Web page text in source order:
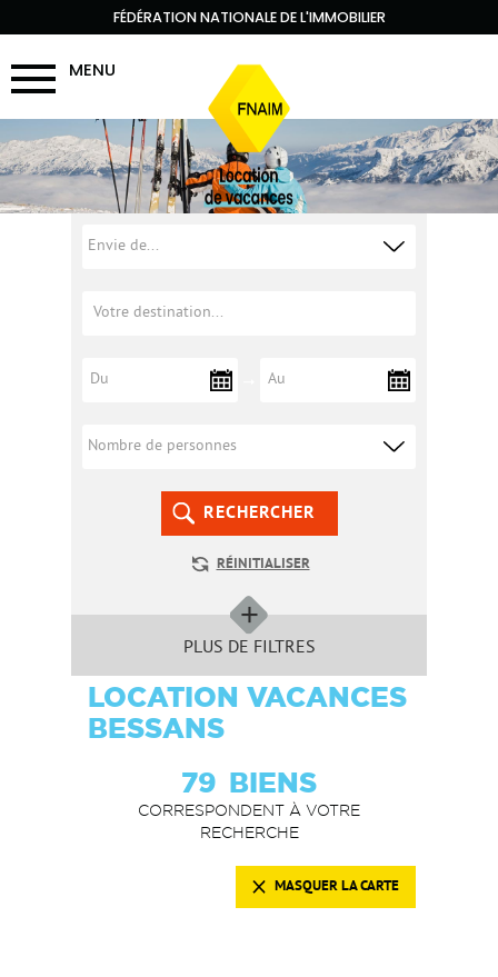
FÉDÉRATION NATIONALE DE L'IMMOBILIER
MENU
RECHERCHER
RÉINITIALISER
PLUS DE FILTRES
LOCATION VACANCES
BESSANS
79 BIENS
CORRESPONDENT À VOTRE
RECHERCHE
MASQUER LA CARTE